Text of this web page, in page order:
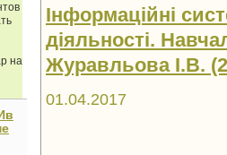
на
Інформаційні
діяльності.
Журавльова І.В.
01.04.2017